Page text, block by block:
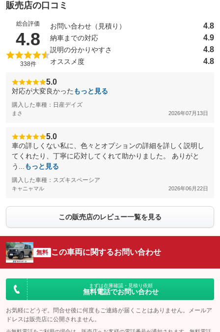
販売店の口コミ
総合評価
4.8 （5点満点中）
338件
お問い合わせ（見積り） 4.8
納車までの対応 4.9
説明の分かりやすさ 4.8
オススメ度 4.8
5.0
対応が大変良かった もっと見る
購入した車種：日産デイズ
まさ 2026年07月13日
5.0
車の詳しくない私に、色々とオプションの詳細を詳しく説明し
てくれたり、丁寧に応対してくれて助かりました。 ありがと
う...
もっと見る
購入した車種：スズキスペーシア
キャニャマル 2026年06月22日
この販売店のレビュー一覧を見る
無料 この車両に関するお問い合わせ
まずは在庫確認・見積り依頼
無料電話でお問い合わせ
お気軽にどうぞ。問合せ後に何度もご連絡が届くことはありません。メールア
ドレスは販売店に公開されません。